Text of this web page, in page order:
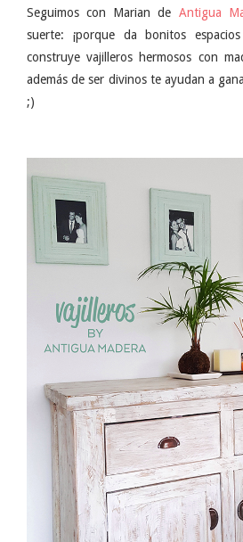
Seguimos con Marian de Antigua
suerte: ¡porque da bonitos
construye vajilleros hermosos con
además de ser divinos te ayudan a
;)